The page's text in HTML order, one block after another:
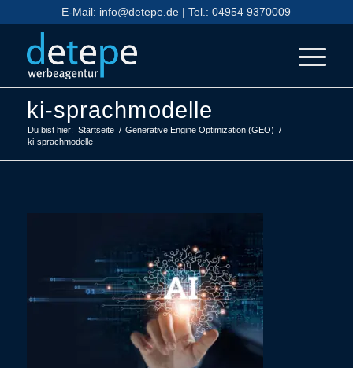
E-Mail: info@detepe.de | Tel.:04954 9370009
ki-sprachmodelle
Du bist hier: Startseite / Generative Engine Optimization (GEO) /
ki-sprachmodelle